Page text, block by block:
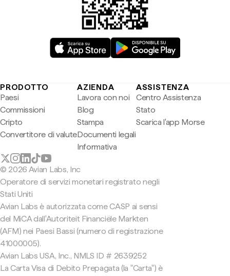
PRODOTTO
Paesi
Commissioni
Cripto
Convertitore di valute
AZIENDA
Lavora con noi
Blog
Stampa
Documenti legali
Informativa
ASSISTENZA
Centro Assistenza
Stato
Scarica l'app Morse
© 2026 Avian Labs, Inc
Operatore di servizi monetari registrato negli
Stati Uniti
Avian Labs è autorizzata come CASP ai sensi
del MiCA dall'Autoriteit Financiële Markten
(AFM) nei Paesi Bassi (numero di registrazione
41000005).
Avian Labs USA, Inc., NMLS ID # 2639252
La Carta Visa di Debito Prepagata (la "Carta") è